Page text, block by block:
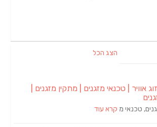
| מתקין מזגנים |